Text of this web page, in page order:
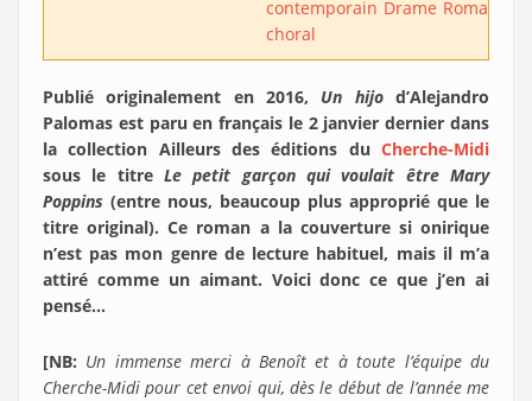
contemporain Drame Roman
choral
Publié originalement en 2016, Un hijod’Alejandro
Palomas est paru en français le 2 janvier dernier dans
la collection Ailleurs des éditions du Cherche-Midi
sous le titre Le petit garçon qui voulait être Mary
Poppins (entre nous, beaucoup plus approprié que le
titre original). Ce roman a la couverture si onirique
n’est pas mon genre de lecture habituel, mais il m’a
attiré comme un aimant. Voici donc ce que j’en ai
pensé…
[NB: Un immense merci à Benoît et à toute l’équipe du
Cherche-Midi pour cet envoi qui, dès le début de l’année me